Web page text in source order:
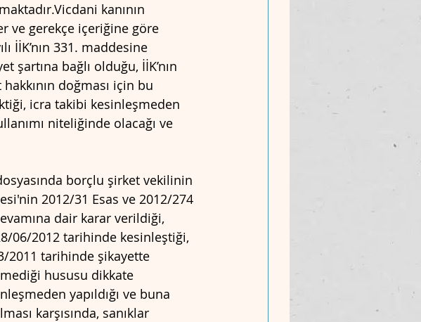
kanının
ve gerekçe içeriğine göre
İİK’nın 331. maddesine
şartına bağlı olduğu, İİK’nın
doğması için bu
icra takibi kesinleşmeden
niteliğinde olacağı ve
borçlu şirket vekilinin
2012/31 Esas ve 2012/274
dair karar verildiği,
06/2012 tarihinde kesinleştiği,
2011 tarihinde şikayette
hususu dikkate
yapıldığı ve buna
karşısında, sanıklar